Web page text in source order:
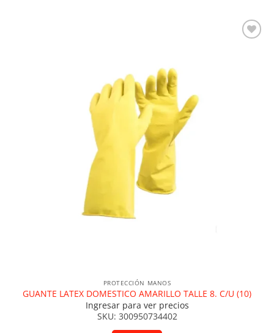
PROTECCIÓN MANOS
GUANTE LATEX DOMESTICO AMARILLO TALLE 8. C/U (10)
Ingresar para ver precios
SKU: 300950734402